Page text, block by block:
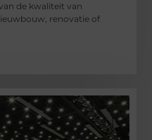
de kwaliteit van
renovatie of